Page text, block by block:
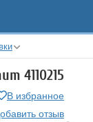
4110215
В избранное
отзыв